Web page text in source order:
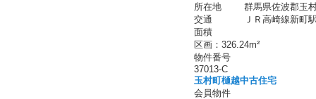
所在地
群馬県佐波郡玉
交通
ＪＲ高崎線新町
面積
区画：326.24m²
物件番号
37013-C
玉村町樋越中古住宅
会員物件